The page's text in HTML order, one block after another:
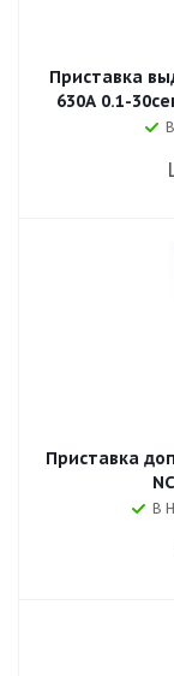
Приставка
630A 0.1-
Приставка
В